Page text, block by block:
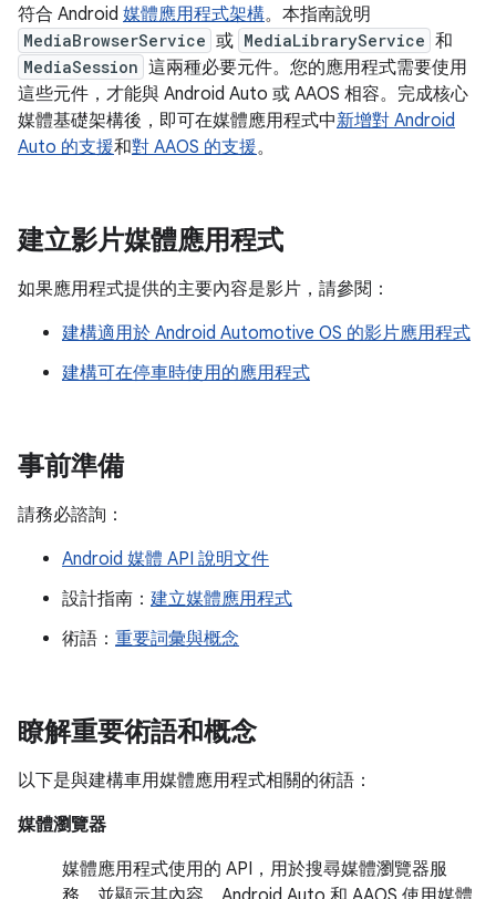
符合 Android 媒體應用程式架構。本指南說明
MediaBrowserService 或 MediaLibraryService 和
MediaSession 這兩種必要元件。您的應用程式需要使用
這些元件，才能與 Android Auto 或 AAOS 相容。完成核心
媒體基礎架構後，即可在媒體應用程式中新增對 Android
Auto 的支援和對 AAOS 的支援。
建立影片媒體應用程式
如果應用程式提供的主要內容是影片，請參閱：
建構適用於 Android Automotive OS 的影片應用程式
建構可在停車時使用的應用程式
事前準備
請務必諮詢：
Android 媒體 API 說明文件
設計指南： 建立媒體應用程式
術語： 重要詞彙與概念
瞭解重要術語和概念
以下是與建構車用媒體應用程式相關的術語：
媒體瀏覽器
媒體應用程式使用的 API，用於搜尋媒體瀏覽器服